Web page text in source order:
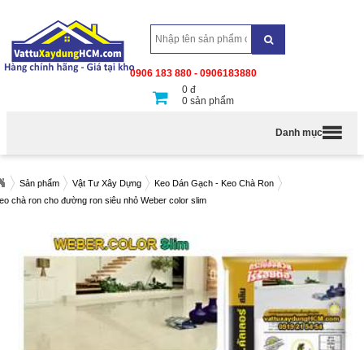
0906 183 880 - 0906183880
0 đ
0 sản phẩm
Danh mục
Sản phẩm Vật Tư Xây Dựng
Keo Dán Gạch - Keo Chà Ron
chà ron cho đường ron siêu nhỏ Weber color slim